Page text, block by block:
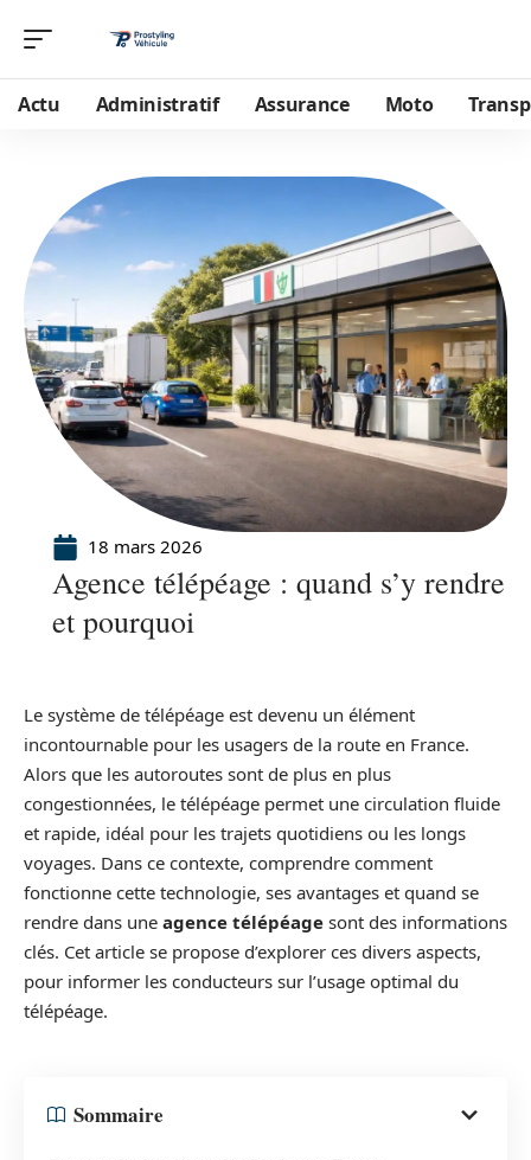
Actu Administratif Assurance Moto
18 mars 2026
Agence télépéage : quand s’y rendre
et pourquoi
Le système de télépéage est devenu un élément
incontournable pour les usagers de la route en France.
Alors que les autoroutes sont de plus en plus
congestionnées, le télépéage permet une circulation fluide
et rapide, idéal pour les trajets quotidiens ou les longs
voyages. Dans ce contexte, comprendre comment
fonctionne cette technologie, ses avantages et quand se
rendre dans une agence télépéage sont des informations
clés. Cet article se propose d’explorer ces divers aspects,
pour informer les conducteurs sur l’usage optimal du
télépéage.
Sommaire